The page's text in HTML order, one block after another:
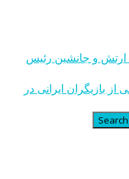
ارتش و جانشین رئیس
بازیگران ایرانی در
Search